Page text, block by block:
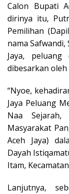
Calon Bupati
dirinya itu,
Pemilihan
nama Safwandi,
Jaya,
dibesarkan oleh
“Nyoe,
Jaya Peluang
Naa
Masyarakat
Aceh Jaya)
Dayah
Itam,
Lanjutnya,